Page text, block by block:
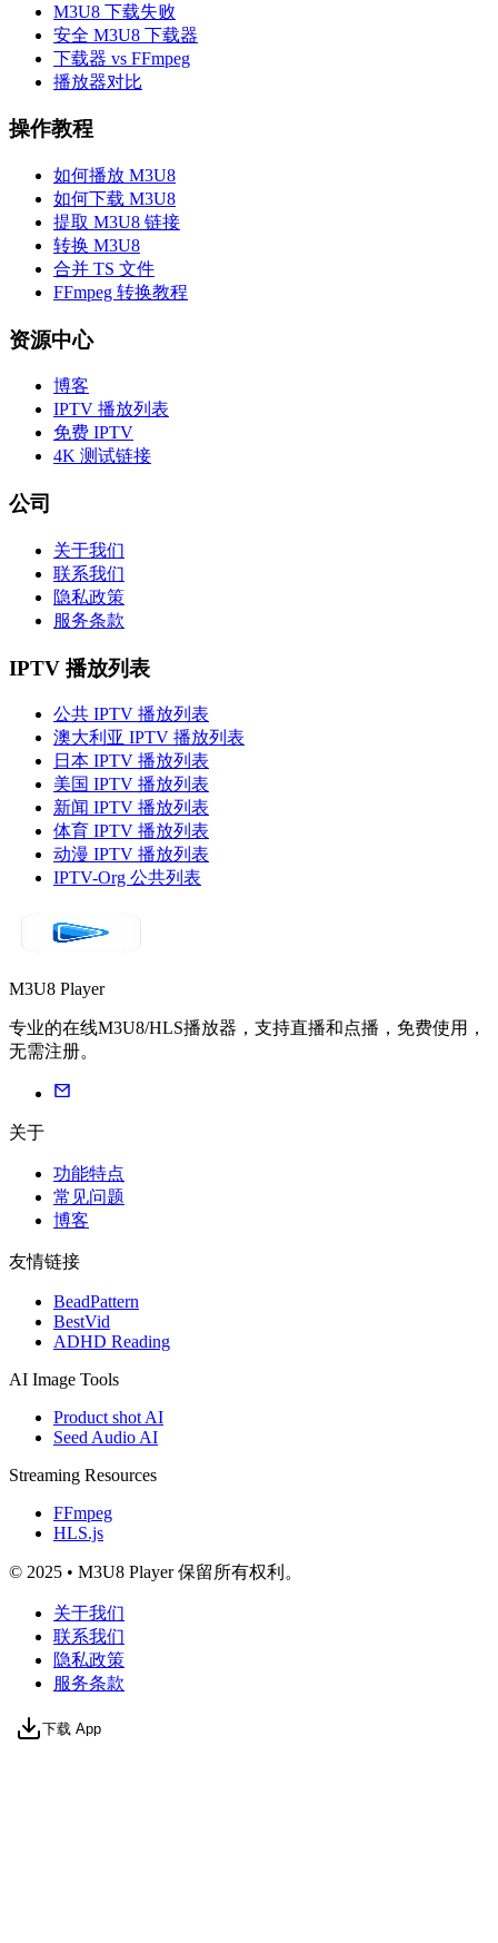
M3U8 下载失败
安全 M3U8 下载器
下载器 vs FFmpeg
播放器对比
操作教程
如何播放 M3U8
如何下载 M3U8
提取 M3U8 链接
转换 M3U8
合并 TS 文件
FFmpeg 转换教程
资源中心
博客
IPTV 播放列表
免费 IPTV
4K 测试链接
公司
关于我们
联系我们
隐私政策
服务条款
IPTV 播放列表
公共 IPTV 播放列表
澳大利亚 IPTV 播放列表
日本 IPTV 播放列表
美国 IPTV 播放列表
新闻 IPTV 播放列表
体育 IPTV 播放列表
动漫 IPTV 播放列表
IPTV-Org 公共列表
M3U8 Player
专业的在线M3U8/HLS播放器，支持直播和点播，免费使用，
无需注册。
关于
功能特点
常见问题
博客
友情链接
BeadPattern
BestVid
ADHD Reading
AI Image Tools
Product shot AI
Seed Audio AI
Streaming Resources
FFmpeg
HLS.js
© 2025 • M3U8 Player 保留所有权利。
关于我们
联系我们
隐私政策
服务条款
下载 App